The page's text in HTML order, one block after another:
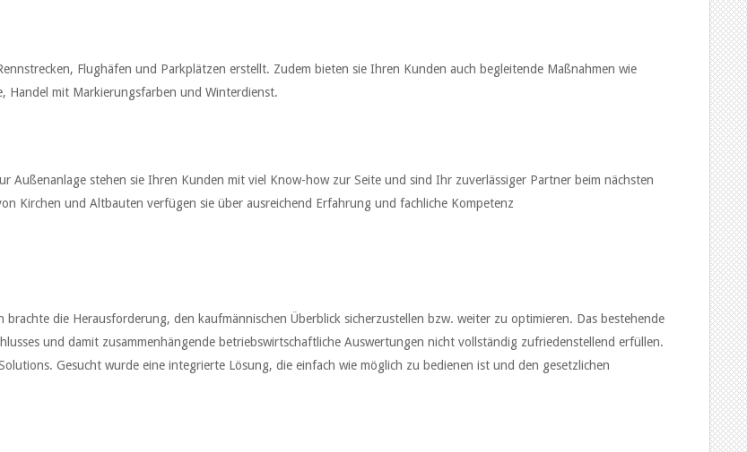
Flughäfen und Parkplätzen erstellt. Zudem bieten sie Ihren Kunden auch begleitende Maßnahmen wie
Handel mit Markierungsfarben und Winterdienst.
Außenanlage stehen sie Ihren Kunden mit viel Know-how zur Seite und sind Ihr zuverlässiger Partner beim nächsten
Kirchen und Altbauten verfügen sie über ausreichend Erfahrung und fachliche Kompetenz
die Herausforderung, den kaufmännischen Überblick sicherzustellen bzw. weiter zu optimieren. Das bestehende
und damit zusammenhängende betriebswirtschaftliche Auswertungen nicht vollständig zufriedenstellend erfüllen.
Gesucht wurde eine integrierte Lösung, die einfach wie möglich zu bedienen ist und den gesetzlichen